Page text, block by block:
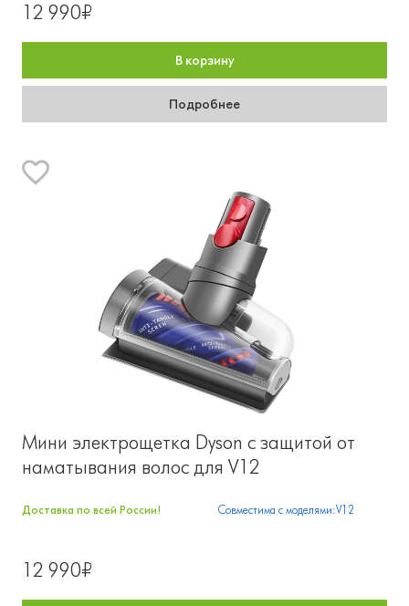
12 990₽
В корзину
Подробнее
Мини электрощетка Dyson с защитой от
наматывания волос для V12
Доставка по всей России! Совместима с моделями:V12
12 990₽